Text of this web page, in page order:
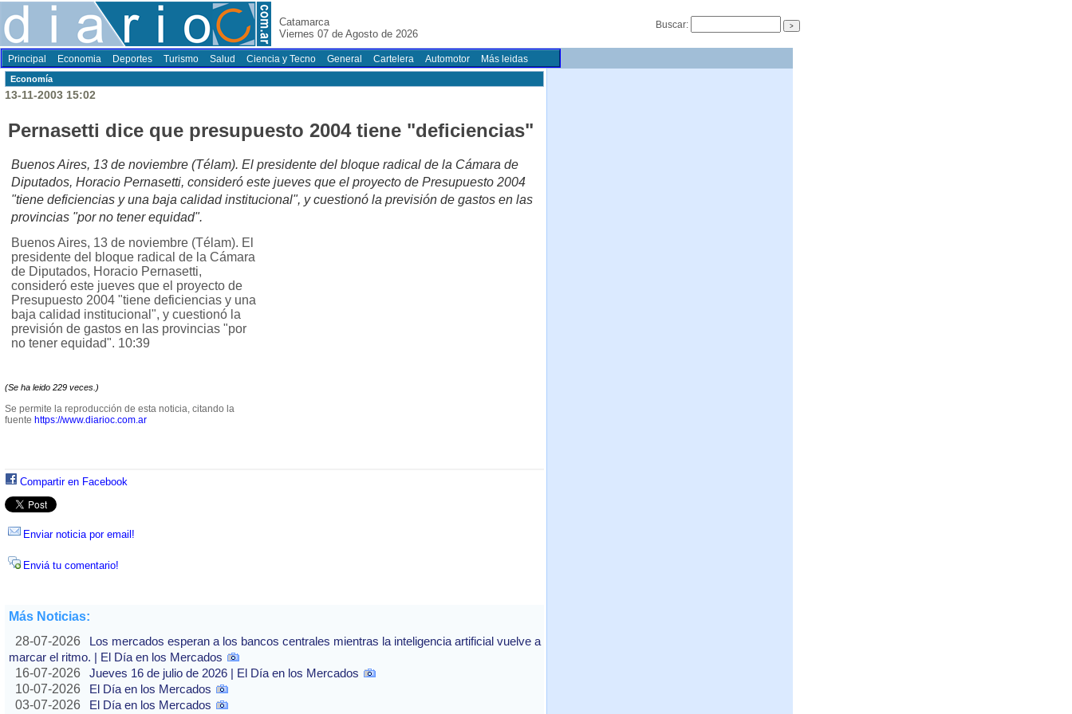
Catamarca
Viernes 07 de Agosto de 2026
Buscar:
Principal Economia Deportes Turismo Salud Ciencia y Tecno General Cartelera Automotor Más leidas
Economí­a
13-11-2003 15:02
Pernasetti dice que presupuesto 2004 tiene "deficiencias"
Buenos Aires, 13 de noviembre (Télam). El presidente del bloque radical de la Cámara de
Diputados, Horacio Pernasetti, consideró este jueves que el proyecto de Presupuesto 2004
"tiene deficiencias y una baja calidad institucional", y cuestionó la previsión de gastos en las
provincias "por no tener equidad".
Buenos Aires, 13 de noviembre (Télam). El
presidente del bloque radical de la Cámara
de Diputados, Horacio Pernasetti,
consideró este jueves que el proyecto de
Presupuesto 2004 "tiene deficiencias y una
baja calidad institucional", y cuestionó la
previsión de gastos en las provincias "por
no tener equidad". 10:39
(Se ha leido 229 veces.)
Se permite la reproducción de esta noticia, citando la
fuente https://www.diarioc.com.ar
Compartir en Facebook
Enviar noticia por email!
Enviá tu comentario!
Más Noticias:
28-07-2026
Los mercados esperan a los bancos centrales mientras la inteligencia artificial vuelve a
marcar el ritmo. | El Día en los Mercados
16-07-2026
Jueves 16 de julio de 2026 | El Día en los Mercados
10-07-2026
El Día en los Mercados
03-07-2026
El Día en los Mercados